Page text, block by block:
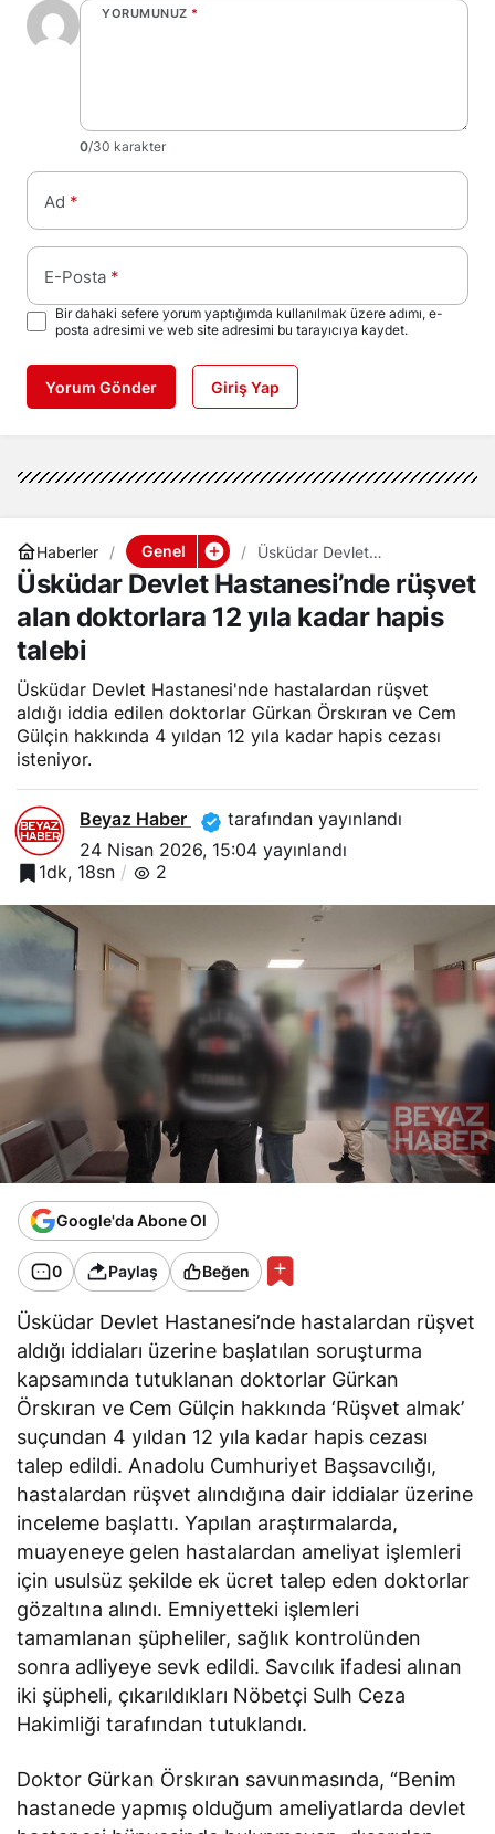
YORUMUNUZ *
0/30 karakter
Ad *
E-Posta *
Bir dahaki sefere yorum yaptığımda kullanılmak üzere adımı, e-
posta adresimi ve web site adresimi bu tarayıcıya kaydet.
Yorum Gönder Giriş Yap
Haberler Genel
Üsküdar Devlet
Hastanesi’nde rüşvet alan
doktorlara 12 yıla kadar
hapis talebi
Üsküdar Devlet Hastanesi’nde rüşvet
alan doktorlara 12 yıla kadar hapis
talebi
Üsküdar Devlet Hastanesi'nde hastalardan rüşvet
aldığı iddia edilen doktorlar Gürkan Örskıran ve Cem
Gülçin hakkında 4 yıldan 12 yıla kadar hapis cezası
isteniyor.
Beyaz Haber
tarafından yayınlandı
24 Nisan 2026, 15:04 yayınlandı
1dk, 18sn
2
Google'da Abone Ol
0 Paylaş Beğen
Üsküdar Devlet Hastanesi’nde hastalardan rüşvet
aldığı iddiaları üzerine başlatılan soruşturma
kapsamında tutuklanan doktorlar Gürkan
Örskıran ve Cem Gülçin hakkında ‘Rüşvet almak’
suçundan 4 yıldan 12 yıla kadar hapis cezası
talep edildi. Anadolu Cumhuriyet Başsavcılığı,
hastalardan rüşvet alındığına dair iddialar üzerine
inceleme başlattı. Yapılan araştırmalarda,
muayeneye gelen hastalardan ameliyat işlemleri
için usulsüz şekilde ek ücret talep eden doktorlar
gözaltına alındı. Emniyetteki işlemleri
tamamlanan şüpheliler, sağlık kontrolünden
sonra adliyeye sevk edildi. Savcılık ifadesi alınan
iki şüpheli, çıkarıldıkları Nöbetçi Sulh Ceza
Hakimliği tarafından tutuklandı.
Doktor Gürkan Örskıran savunmasında, “Benim
hastanede yapmış olduğum ameliyatlarda devlet